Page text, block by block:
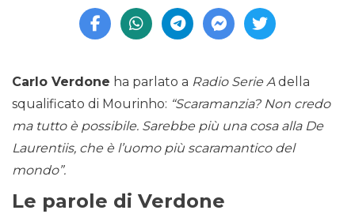
Carlo Verdone ha parlato a Radio Serie Adella
squalificato di Mourinho: “Scaramanzia? Non credo
ma tutto è possibile. Sarebbe più una cosa alla De
Laurentiis, che è l’uomo più scaramantico del
mondo”.
Le parole di Verdone